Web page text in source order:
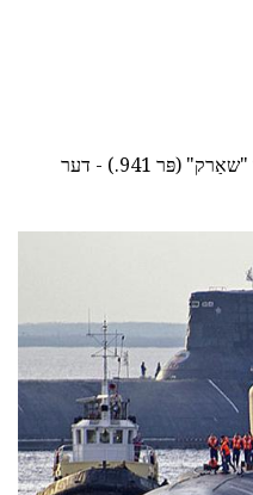
קאַמבאַט פליכט זענען אַנדערוואָטער "שאַרק" (פּר 941.) - דער